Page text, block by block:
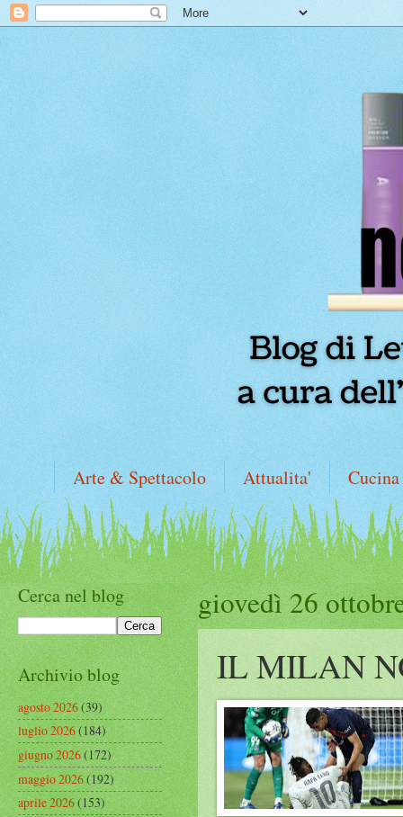
Arte & Spettacolo Attualita' Cucina
giovedì 26
IL MILAN
Cerca nel blog
Archivio blog
agosto 2026(39)
luglio 2026(184)
giugno 2026(172)
maggio 2026(192)
aprile 2026(153)